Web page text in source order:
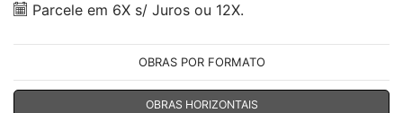
Parcele em 6X s/ Juros ou 12X.
OBRAS POR FORMATO
OBRAS HORIZONTAIS